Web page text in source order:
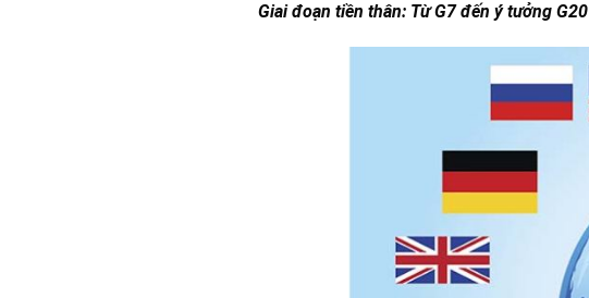
Giai đoạn tiền thân: Từ G7 đến ý tưởng G20